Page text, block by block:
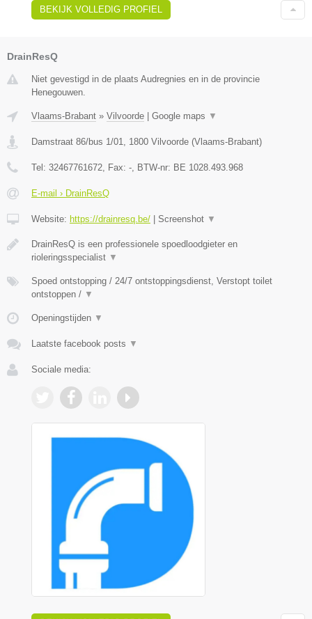
BEKIJK VOLLEDIG PROFIEL
DrainResQ
Niet gevestigd in de plaats Audregnies en in de provincie
Henegouwen.
Vlaams-Brabant » Vilvoorde | Google maps ▼
Damstraat 86/bus 1/01 1800 Vilvoorde (Vlaams-Brabant)
Tel: 32467761672 , Fax: - , BTW-nr: BE 1028.493.968
E-mail › DrainResQ
Website: https://drainresq.be/ | Screenshot ▼
DrainResQ is een professionele spoedloodgieter en
rioleringsspecialist ▼
Spoed ontstopping / 24/7 ontstoppingsdienst, Verstopt toilet
ontstoppen / ▼
Openingstijden ▼
Laatste facebook posts ▼
Sociale media: